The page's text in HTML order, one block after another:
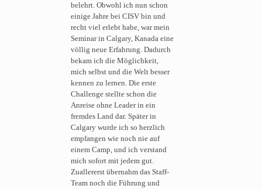
belehrt. Obwohl ich nun schon
einige Jahre bei CISV bin und
recht viel erlebt habe, war mein
Seminar in Calgary, Kanada eine
völlig neue Erfahrung. Dadurch
bekam ich die Möglichkeit,
mich selbst und die Welt besser
kennen zu lernen. Die erste
Challenge stellte schon die
Anreise ohne Leader in ein
fremdes Land dar. Später in
Calgary wurde ich so herzlich
empfangen wie noch nie auf
einem Camp, und ich verstand
mich sofort mit jedem gut.
Zuallererst übernahm das Staff-
Team noch die Führung und